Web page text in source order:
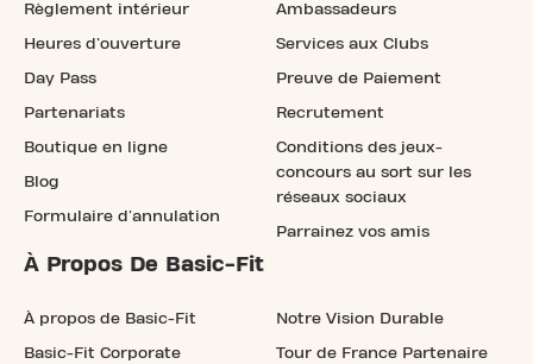
Règlement intérieur
Heures d'ouverture
Day Pass
Partenariats
Boutique en ligne
Blog
Formulaire d'annulation
Ambassadeurs
Services aux Clubs
Preuve de Paiement
Recrutement
Conditions des jeux-
concours au sort sur les
réseaux sociaux
Parrainez vos amis
À Propos De Basic-Fit
À propos de Basic-Fit
Basic-Fit Corporate
Notre Vision Durable
Tour de France Partenaire